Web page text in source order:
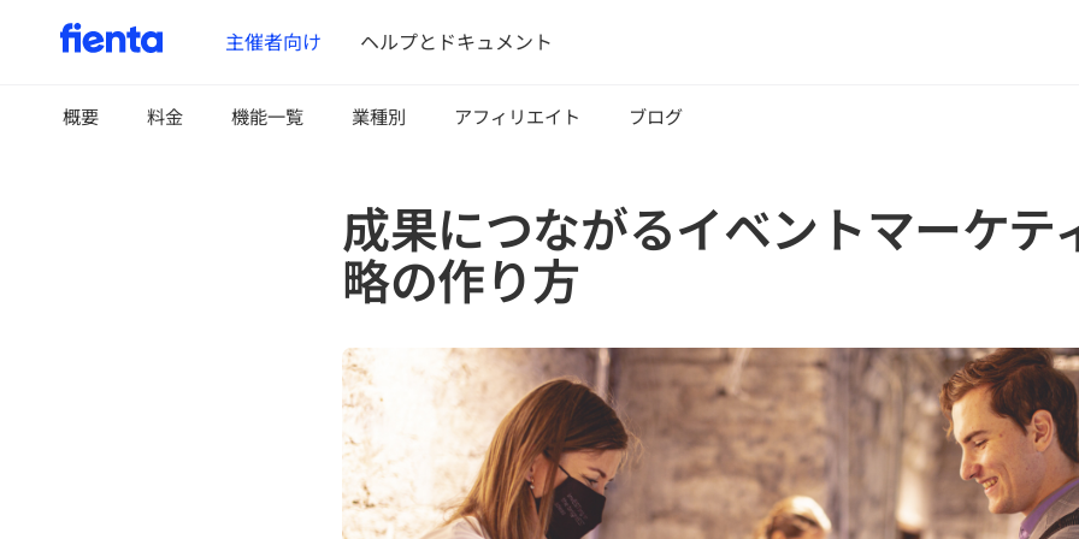
主催者向け ヘルプとドキュメント
概要 料金 機能一覧 業種別 アフィリエイト ブログ
成果につながるイベントマーケテ
略の作り方